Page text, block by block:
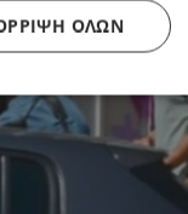
ΌΛΩΝ